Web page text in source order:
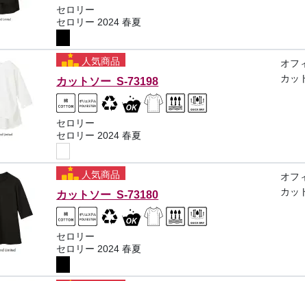
セロリー
セロリー 2024 春夏
人気商品
カットソー S-73198
セロリー
セロリー 2024 春夏
オフ
カッ
人気商品
カットソー S-73180
セロリー
セロリー 2024 春夏
オフ
カッ